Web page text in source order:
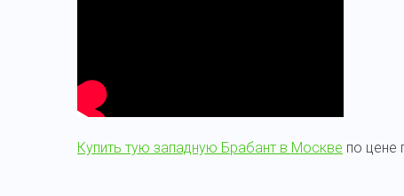
Купить тую западную Брабант в Москве по цене